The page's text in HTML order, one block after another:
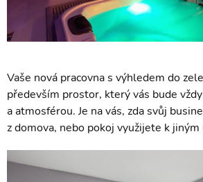
Vaše nová pracovna s výhledem do
především prostor, který vás bude
a atmosférou. Je na vás, zda svůj
z domova, nebo pokoj využijete k jiným